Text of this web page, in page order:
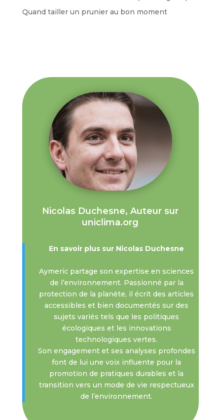
Quand tailler un prunier au bon moment
Nicolas Duchesne, Auteur sur
uniclima.org
En savoir plus sur Nicolas Duchesne
Aymeric partage son expertise en sciences
de l’environnement. Passionné par la
protection de la planète, il écrit des articles
accessibles et bien documentés sur des
sujets variés tels que les politiques
écologiques et les innovations
technologiques vertes.
Son engagement et ses analyses profondes
font de lui une voix influente pour la
promotion de pratiques durables et la
transition vers un mode de vie respectueux
de l’environnement.